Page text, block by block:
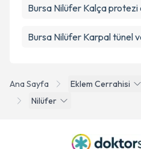
Ana Sayfa Eklem Cerrahisi
Nilüfer
Bursa Nilüfer Kalça protezi
Bursa Nilüfer Karpal tünel ve